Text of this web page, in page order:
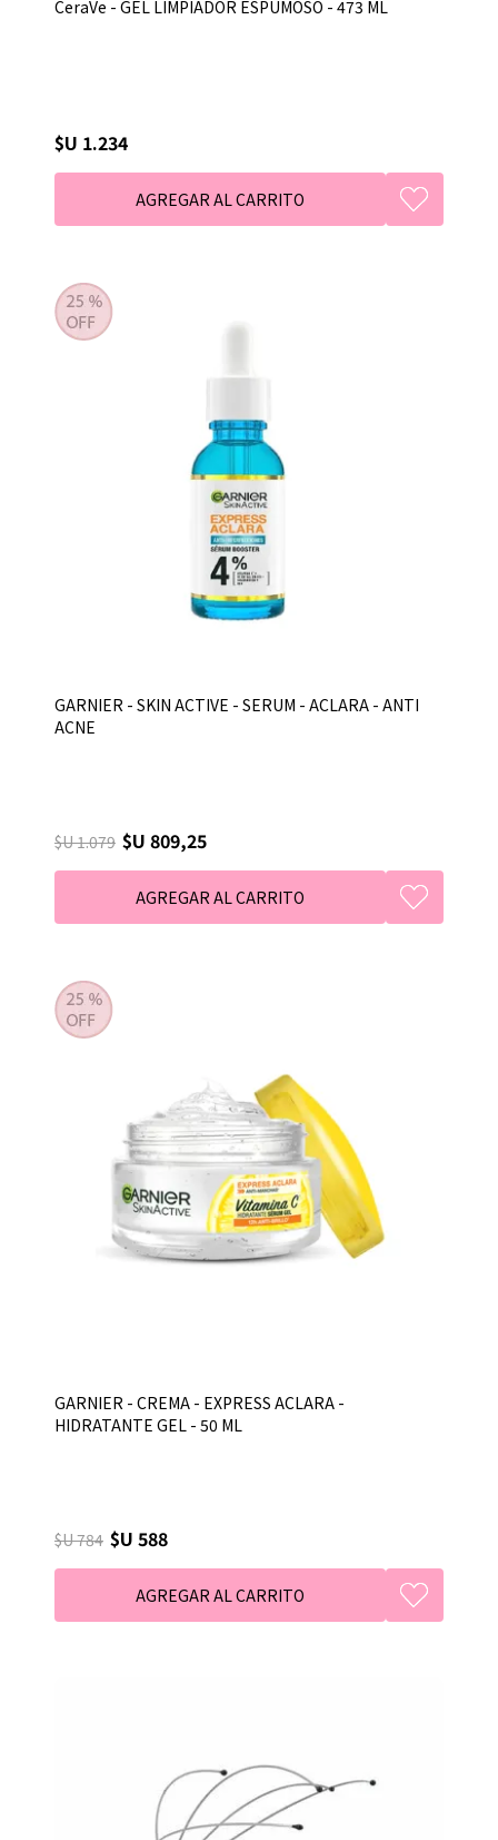
CeraVe - GEL LIMPIADOR ESPUMOSO - 473 ML
$U 1.234
GARNIER - SKIN ACTIVE - SERUM - ACLARA - ANTI
ACNE
$U 1.079 $U 809,25
GARNIER - CREMA - EXPRESS ACLARA -
HIDRATANTE GEL - 50 ML
$U 784 $U 588